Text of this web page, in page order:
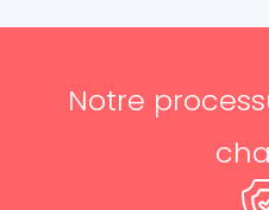
Notre